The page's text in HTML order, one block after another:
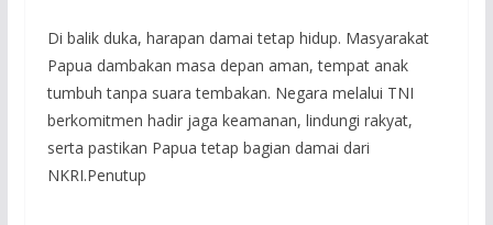
Di balik duka, harapan damai tetap hidup. Masyarakat
Papua dambakan masa depan aman, tempat anak
tumbuh tanpa suara tembakan. Negara melalui TNI
berkomitmen hadir jaga keamanan, lindungi rakyat,
serta pastikan Papua tetap bagian damai dari
NKRI.Penutup